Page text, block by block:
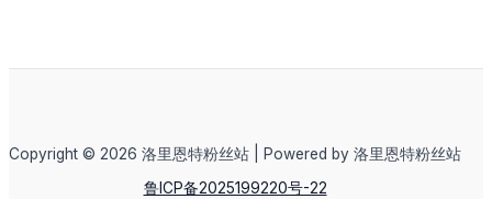
Copyright © 2026 洛里恩特粉丝站 | Powered by 洛里恩特粉丝站
鲁ICP备2025199220号-22